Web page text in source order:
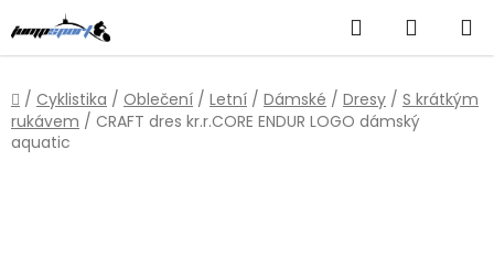
na
obsah
Hledat
KOŠÍK
Domů
/ Cyklistika / Oblečení / Letní / Dámské / Dresy / S krátkým
rukávem / CRAFT dres kr.r.CORE ENDUR LOGO dámský
aquatic